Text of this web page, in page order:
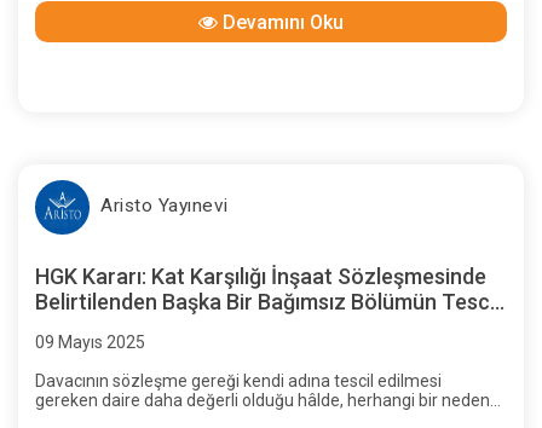
Devamını Oku
Aristo Yayınevi
HGK Kararı: Kat Karşılığı İnşaat Sözleşmesinde
Belirtilenden Başka Bir Bağımsız Bölümün Tescil
Gerekmediği
09 Mayıs 2025
Davacının sözleşme gereği kendi adına tescil edilmesi
gereken daire daha değerli olduğu hâlde, herhangi bir neden